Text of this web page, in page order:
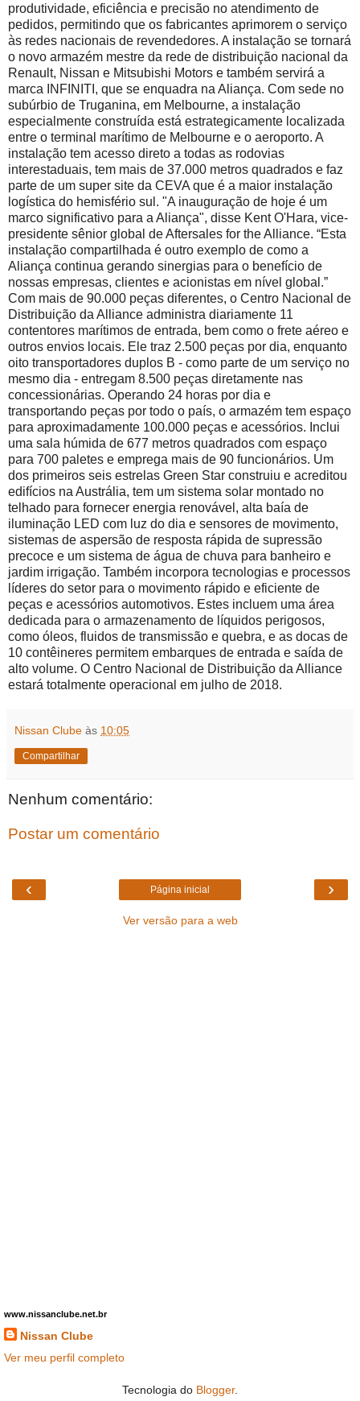
produtividade, eficiência e precisão no atendimento de
pedidos, permitindo que os fabricantes aprimorem o serviço
às redes nacionais de revendedores. A instalação se tornará
o novo armazém mestre da rede de distribuição nacional da
Renault, Nissan e Mitsubishi Motors e também servirá a
marca INFINITI, que se enquadra na Aliança. Com sede no
subúrbio de Truganina, em Melbourne, a instalação
especialmente construída está estrategicamente localizada
entre o terminal marítimo de Melbourne e o aeroporto. A
instalação tem acesso direto a todas as rodovias
interestaduais, tem mais de 37.000 metros quadrados e faz
parte de um super site da CEVA que é a maior instalação
logística do hemisfério sul. "A inauguração de hoje é um
marco significativo para a Aliança", disse Kent O'Hara, vice-
presidente sênior global de Aftersales for the Alliance. “Esta
instalação compartilhada é outro exemplo de como a
Aliança continua gerando sinergias para o benefício de
nossas empresas, clientes e acionistas em nível global.”
Com mais de 90.000 peças diferentes, o Centro Nacional de
Distribuição da Alliance administra diariamente 11
contentores marítimos de entrada, bem como o frete aéreo e
outros envios locais. Ele traz 2.500 peças por dia, enquanto
oito transportadores duplos B - como parte de um serviço no
mesmo dia - entregam 8.500 peças diretamente nas
concessionárias. Operando 24 horas por dia e
transportando peças por todo o país, o armazém tem espaço
para aproximadamente 100.000 peças e acessórios. Inclui
uma sala húmida de 677 metros quadrados com espaço
para 700 paletes e emprega mais de 90 funcionários. Um
dos primeiros seis estrelas Green Star construiu e acreditou
edifícios na Austrália, tem um sistema solar montado no
telhado para fornecer energia renovável, alta baía de
iluminação LED com luz do dia e sensores de movimento,
sistemas de aspersão de resposta rápida de supressão
precoce e um sistema de água de chuva para banheiro e
jardim irrigação. Também incorpora tecnologias e processos
líderes do setor para o movimento rápido e eficiente de
peças e acessórios automotivos. Estes incluem uma área
dedicada para o armazenamento de líquidos perigosos,
como óleos, fluidos de transmissão e quebra, e as docas de
10 contêineres permitem embarques de entrada e saída de
alto volume. O Centro Nacional de Distribuição da Alliance
estará totalmente operacional em julho de 2018.
Nissan Clube às 10:05
Compartilhar
Nenhum comentário:
Postar um comentário
‹ ›
Página inicial
Ver versão para a web
www.nissanclube.net.br
Nissan Clube
Ver meu perfil completo
Tecnologia do Blogger.